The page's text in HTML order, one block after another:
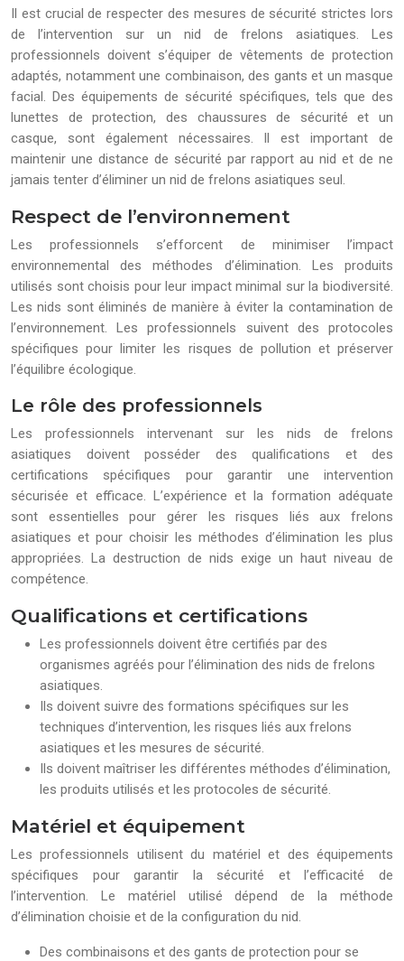
Il est crucial de respecter des mesures de sécurité strictes lors
de l’intervention sur un nid de frelons asiatiques. Les
professionnels doivent s’équiper de vêtements de protection
adaptés, notamment une combinaison, des gants et un masque
facial. Des équipements de sécurité spécifiques, tels que des
lunettes de protection, des chaussures de sécurité et un
casque, sont également nécessaires. Il est important de
maintenir une distance de sécurité par rapport au nid et de ne
jamais tenter d’éliminer un nid de frelons asiatiques seul.
Respect de l’environnement
Les professionnels s’efforcent de minimiser l’impact
environnemental des méthodes d’élimination. Les produits
utilisés sont choisis pour leur impact minimal sur la biodiversité.
Les nids sont éliminés de manière à éviter la contamination de
l’environnement. Les professionnels suivent des protocoles
spécifiques pour limiter les risques de pollution et préserver
l’équilibre écologique.
Le rôle des professionnels
Les professionnels intervenant sur les nids de frelons
asiatiques doivent posséder des qualifications et des
certifications spécifiques pour garantir une intervention
sécurisée et efficace. L’expérience et la formation adéquate
sont essentielles pour gérer les risques liés aux frelons
asiatiques et pour choisir les méthodes d’élimination les plus
appropriées. La destruction de nids exige un haut niveau de
compétence.
Qualifications et certifications
Les professionnels doivent être certifiés par des
organismes agréés pour l’élimination des nids de frelons
asiatiques.
Ils doivent suivre des formations spécifiques sur les
techniques d’intervention, les risques liés aux frelons
asiatiques et les mesures de sécurité.
Ils doivent maîtriser les différentes méthodes d’élimination,
les produits utilisés et les protocoles de sécurité.
Matériel et équipement
Les professionnels utilisent du matériel et des équipements
spécifiques pour garantir la sécurité et l’efficacité de
l’intervention. Le matériel utilisé dépend de la méthode
d’élimination choisie et de la configuration du nid.
Des combinaisons et des gants de protection pour se